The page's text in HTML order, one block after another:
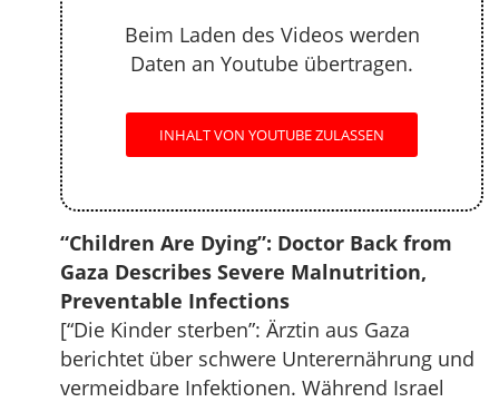
Beim Laden des Videos werden
Daten an Youtube übertragen.
INHALT VON YOUTUBE ZULASSEN
“Children Are Dying”: Doctor Back from
Gaza Describes Severe Malnutrition,
Preventable Infections
[“Die Kinder sterben”: Ärztin aus Gaza
berichtet über schwere Unterernährung und
vermeidbare Infektionen. Während Israel